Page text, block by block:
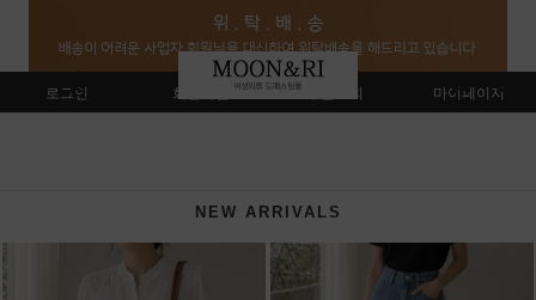
로그인 회원가입 주문조회 마이페이지
NEW ARRIVALS